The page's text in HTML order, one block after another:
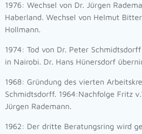
1976: Wechsel von Dr. Jürgen
Haberland. Wechsel von Helmut
Hollmann.
1974: Tod von Dr. Peter
in Nairobi. Dr. Hans Hünersdorf
1968: Gründung des vierten
Schmidtsdorff. 1964:Nachfolge Fritz
Jürgen Rademann.
1962: Der dritte Beratungsring wird